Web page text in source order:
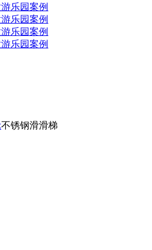
乐园案例
乐园案例
乐园案例
乐园案例
不锈钢滑滑梯